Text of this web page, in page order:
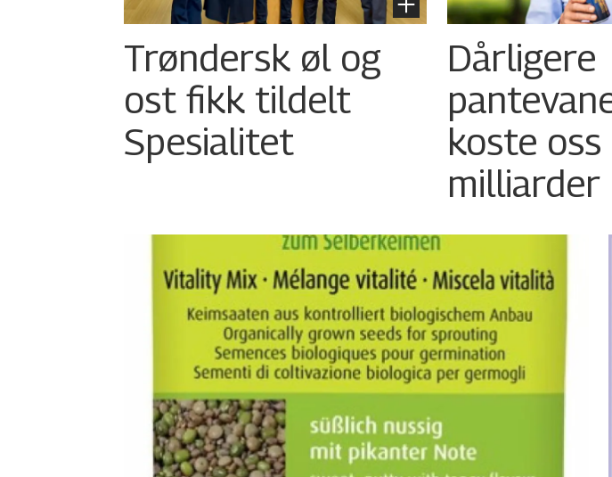
Trøndersk øl og
ost fikk tildelt
Spesialitet
Dårligere
koste oss
milliarder